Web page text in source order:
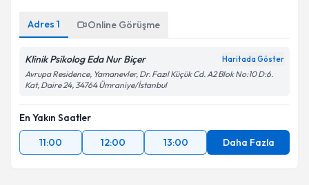
Adres 1 Online Görüşme
Klinik Psikolog Eda Nur Biçer Haritada Göster
Avrupa Residence, Yamanevler, Dr. Fazıl Küçük Cd. A2 Blok No:10 D:6.
Kat, Daire 24, 34764 Ümraniye/İstanbul
En Yakın Saatler
11:00
12:00 13:00 Daha Fazla